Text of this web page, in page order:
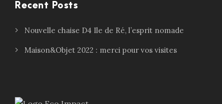
Recent Posts
Nouvelle chaise D4 Ile de Ré, l’esprit nomade
Maison&Objet 2022 : merci pour vos visites